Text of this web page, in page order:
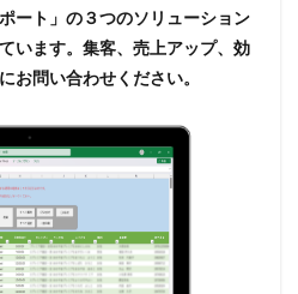
ート」の３つのソリューション
います。集客、売上アップ、効
お問い合わせください。